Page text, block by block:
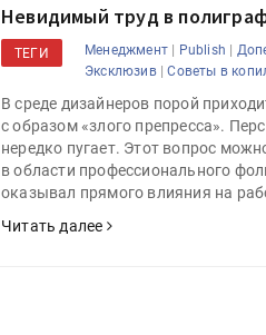
Невидимый труд в
ТЕГИ Менеджмент | Publish |
Эксклюзив|Советы в
В среде дизайнеров порой
с образом «злого препресса».
нередко пугает. Этот вопрос
в области профессионального
оказывал прямого влияния на
Читать далее